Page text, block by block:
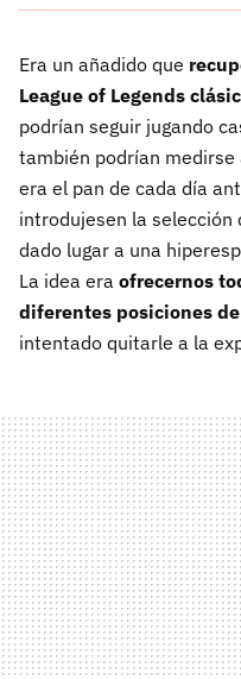
Era un añadido que
League of Legends
podrían seguir jugando
también podrían medirse
era el pan de cada día
introdujesen la selección
dado lugar a una
La idea era ofrecernos
diferentes posiciones
intentado quitarle a la